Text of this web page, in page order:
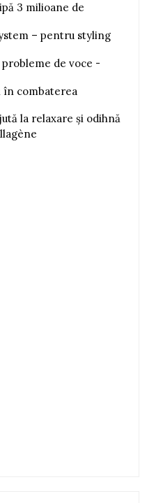
3 milioane de
– pentru styling
de voce -
în combaterea
la relaxare și odihnă